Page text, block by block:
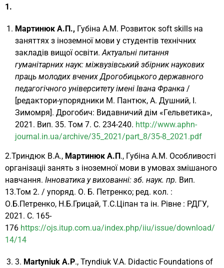
1.
Мартинюк А.П., Губіна А.М. Розвиток soft skills на
заняттях з іноземної мови у студентів технічних
закладів вищої освіти.Актуальні питання
гуманітарних наук: міжвузівський збірник наукових
праць молодих вчених Дрогобицького державного
педагогічного університету імені Івана Франка /
[редактори-упорядники М. Пантюк, А. Душний, І.
Зимомря]. Дрогобич: Видавничий дім «Гельветика»,
2021. Вип. 35. Том 7. С. 234-240. http://www.aphn-
journal.in.ua/archive/35_2021/part_8/35-8_2021.pdf
2.Триндюк В.А., Мартинюк А.П ., Губіна А.М. Особливості
організаціі занять з іноземної мови в умовах змішаного
навчання. Інноватика у вихованні: зб. наук. пр. Вип.
13.Том 2. / упоряд. О. Б. Петренко; ред. кол. :
О.Б.Петренко, Н.Б.Грицай, Т.С.Ціпан та ін. Рівне : РДГУ,
2021. С. 165-
176 https://ojs.itup.com.ua/index.php/iiu/issue/download/
14/14
3. Martyniuk A.P., Tryndiuk V.A. Didactic Foundations of